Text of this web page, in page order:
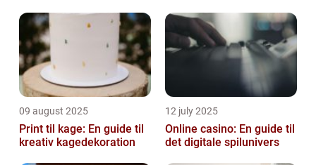
09 august 2025
Print til kage: En guide til
kreativ kagedekoration
12 july 2025
Online casino: En guide til
det digitale spilunivers